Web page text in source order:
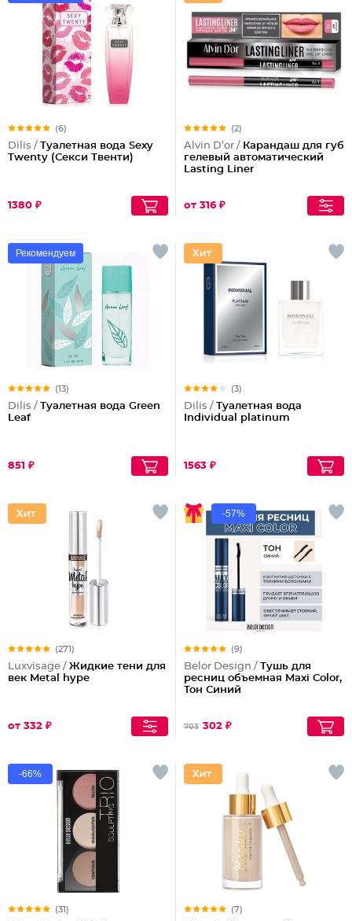
(6)
Dilis /
Туалетная вода Sexy
Twenty (Секси Твенти)
1380 ₽
(2)
Alvin D’or / Карандаш для губ
гелевый автоматический
Lasting Liner
от 316 ₽
Рекомендуем
(13)
Dilis /
Туалетная вода Green
Leaf
851 ₽
(3)
Dilis /
Туалетная вода
Individual platinum
1563 ₽
(271)
Luxvisage / Жидкие тени для
век Metal hype
от 332 ₽
-57%
(9)
Belor Design /
Тушь для
ресниц объемная Maxi Color,
Тон Синий
703 302 ₽
-66%
(31) (7)